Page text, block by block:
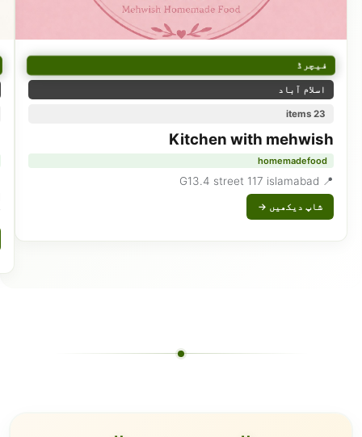
فیچرڈ
اسلام آباد
23 items
Kitchen with mehwish
homemadefood
📍 G13.4 street 117 islamabad
شاپ دیکھیں →